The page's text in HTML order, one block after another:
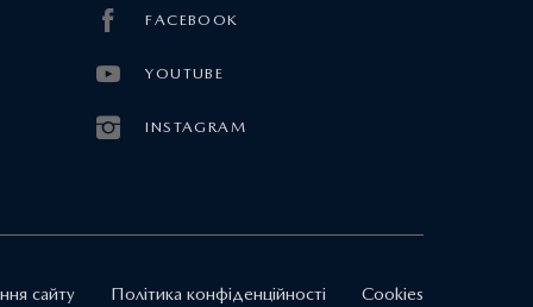
FACEBOOK
YOUTUBE
INSTAGRAM
сайту Політика конфіденційності Cookies